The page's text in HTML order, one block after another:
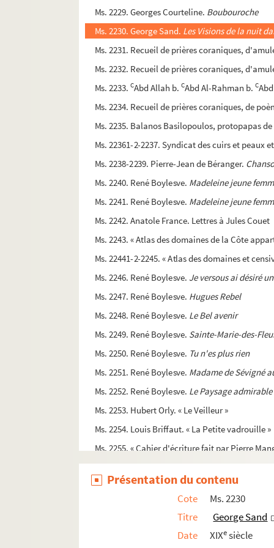
Ms. 2229. Georges Courteline. Boubouroche
Ms. 2230. George Sand. Les Visions de la nuit
Ms. 2231. Recueil de prières coraniques,
Ms. 2232. Recueil de prières coraniques,
Ms. 2233.CAbd Allah b.CAbd Al-Rahman b.C
Ms. 2234. Recueil de prières coraniques, de
Ms. 2235. Balanos Basilopoulos, protopapas
Ms. 22361-2-2237. Syndicat des cuirs et
Ms. 2238-2239. Pierre-Jean de Béranger.
Ms. 2240. René Boylesve. Madeleine jeune
Ms. 2241. René Boylesve. Madeleine jeune
Ms. 2242. Anatole France. Lettres à Jules Couet
Ms. 2243. « Atlas des domaines de la Côte
Ms. 22441-2-2245. « Atlas des domaines et
Ms. 2246. René Boylesve. Je versous ai désiré
Ms. 2247. René Boylesve. Hugues Rebel
Ms. 2248. René Boylesve. Le Bel avenir
Ms. 2249. René Boylesve. Sainte-Marie-des-
Ms. 2250. René Boylesve. Tu n'es plus rien
Ms. 2251. René Boylesve. Madame de Sévigné
Ms. 2252. René Boylesve. Le Paysage admirable
Ms. 2253. Hubert Orly. « Le Veilleur »
Ms. 2254. Louis Briffaut. « La Petite vadrouille »
Ms. 2255. « Cahier d'écriture fait par Pierre
Ms. 2256. Jean-Nicolas Bouilly.
Ms. 2257-2258. René Boylesve.La Leçon
Ms. 2259-2260. René Boylesve. Discours de
Ms. 2261-2262. René Boylesve.
Élise
Ms. 2263. A. Dubet. Lettres à René-Alexis
Présentation du contenu
Cote
Ms. 2230
Titre
George Sand
Date
XIXesiècle